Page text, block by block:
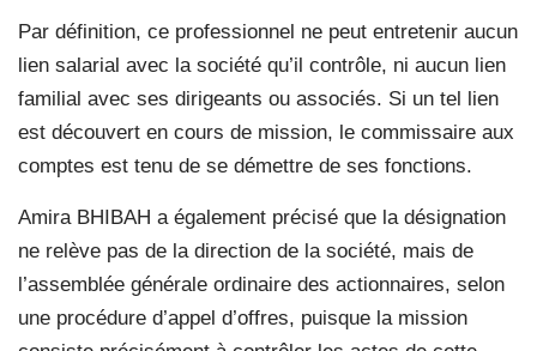
Par définition, ce professionnel ne peut entretenir aucun
lien salarial avec la société qu’il contrôle, ni aucun lien
familial avec ses dirigeants ou associés. Si un tel lien
est découvert en cours de mission, le commissaire aux
comptes est tenu de se démettre de ses fonctions.
Amira BHIBAH a également précisé que la désignation
ne relève pas de la direction de la société, mais de
l’assemblée générale ordinaire des actionnaires, selon
une procédure d’appel d’offres, puisque la mission